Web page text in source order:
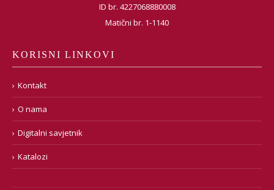
ID br. 4227068880008
Matični br. 1-1140
KORISNI LINKOVI
Kontakt
O nama
Digitalni savjetnik
Katalozi